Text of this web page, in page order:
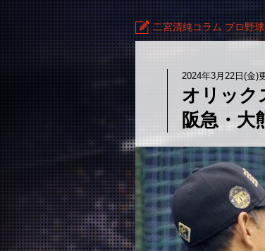
二宮清純コラム プロ野
2024年3月22日(金)
オリック
阪急・大